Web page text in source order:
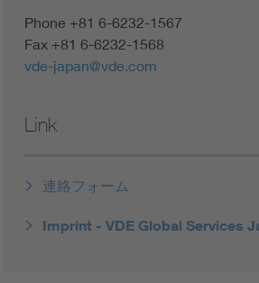
Phone +81 6-6232-1567
Fax +81 6-6232-1568
vde-japan@vde.com
Link
連絡フォーム